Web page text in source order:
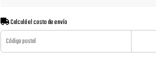
Calculá el costo de envío